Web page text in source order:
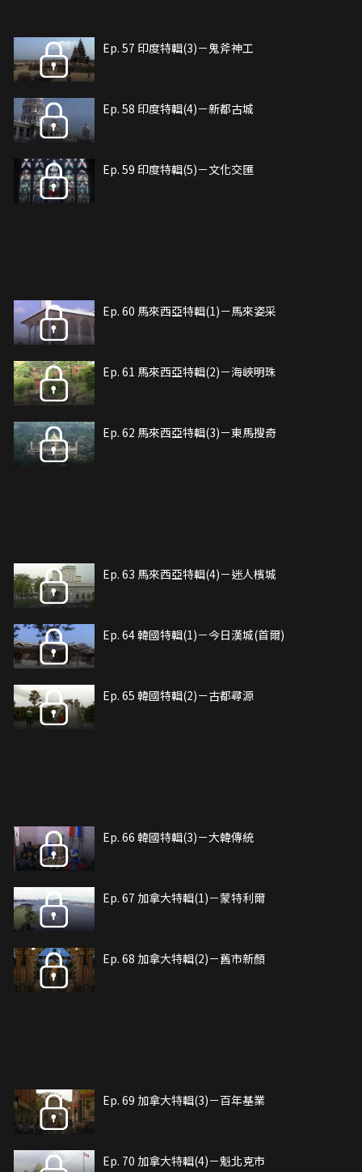
Ep. 57 印度特輯(3)－鬼斧神工
Ep. 58 印度特輯(4)－新都古城
Ep. 59 印度特輯(5)－文化交匯
Ep. 60 馬來西亞特輯(1)－馬來姿采
Ep. 61 馬來西亞特輯(2)－海峽明珠
Ep. 62 馬來西亞特輯(3)－東馬搜奇
Ep. 63 馬來西亞特輯(4)－迷人檳城
Ep. 64 韓國特輯(1)－今日漢城(首爾)
Ep. 65 韓國特輯(2)－古都尋源
Ep. 66 韓國特輯(3)－大韓傳統
Ep. 67 加拿大特輯(1)－蒙特利爾
Ep. 68 加拿大特輯(2)－舊市新顏
Ep. 69 加拿大特輯(3)－百年基業
Ep. 70 加拿大特輯(4)－魁北克市